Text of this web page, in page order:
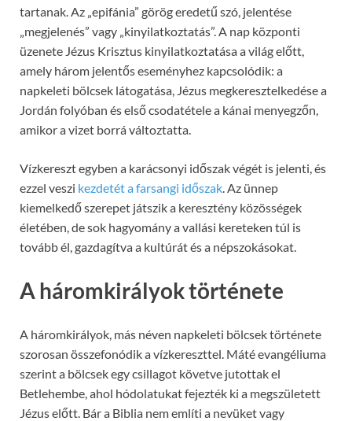
tartanak. Az „epifánia” görög eredetű szó, jelentése
„megjelenés” vagy „kinyilatkoztatás”. A nap központi
üzenete Jézus Krisztus kinyilatkoztatása a világ előtt,
amely három jelentős eseményhez kapcsolódik: a
napkeleti bölcsek látogatása, Jézus megkeresztelkedése a
Jordán folyóban és első csodatétele a kánai menyegzőn,
amikor a vizet borrá változtatta.
Vízkereszt egyben a karácsonyi időszak végét is jelenti, és
ezzel veszi kezdetét a farsangi időszak . Az ünnep
kiemelkedő szerepet játszik a keresztény közösségek
életében, de sok hagyomány a vallási kereteken túl is
tovább él, gazdagítva a kultúrát és a népszokásokat.
A háromkirályok története
A háromkirályok, más néven napkeleti bölcsek története
szorosan összefonódik a vízkereszttel. Máté evangéliuma
szerint a bölcsek egy csillagot követve jutottak el
Betlehembe, ahol hódolatukat fejezték ki a megszületett
Jézus előtt. Bár a Biblia nem említi a nevüket vagy